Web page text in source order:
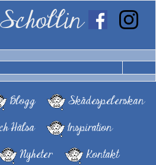
Blogg
Skådespelerskan
Hälsa
Inspiration
Nyheter Kontakt